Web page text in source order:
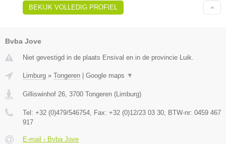
BEKIJK VOLLEDIG PROFIEL
Bvba Jove
Niet gevestigd in de plaats Ensival en in de provincie Luik.
Limburg » Tongeren Google maps ▼
Gilliswinhof 26, 3700 Tongeren (Limburg)
Tel: +32 (0)479/546754, Fax: +32 (0)12/23 03 30, BTW-nr: 0459 467
917
E-mail › Bvba Jove